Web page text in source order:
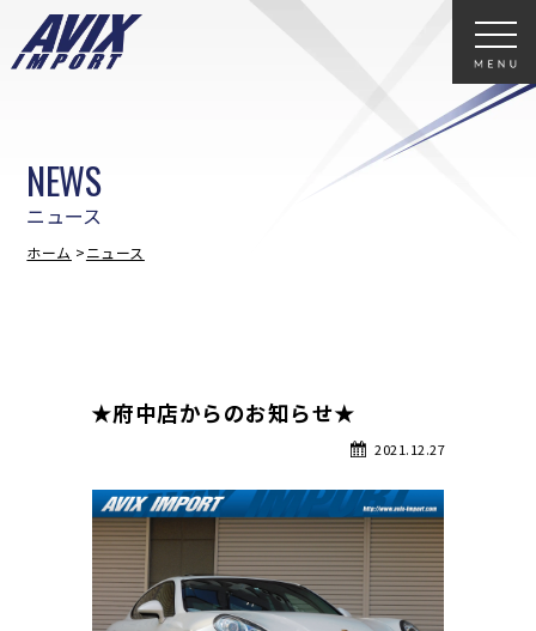
ニュース
NEWS
ホーム ニュース
★府中店からのお知らせ★
2021.12.27